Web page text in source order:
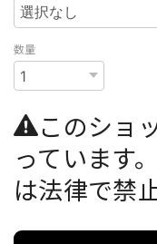
数量
このショ
っています
は法律で禁